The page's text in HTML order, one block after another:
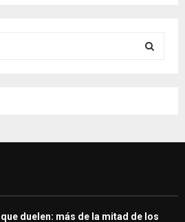
H
duelen: más de la mitad de los